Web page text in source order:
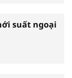
suất ngoại